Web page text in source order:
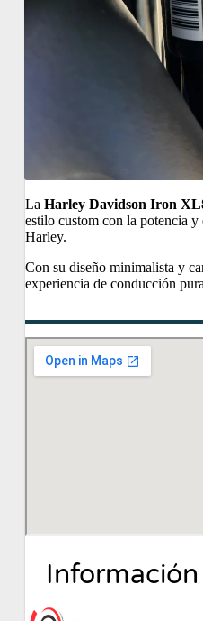
La Harley Davidson Iron
estilo custom con la potencia
Harley.
Con su diseño minimalista y
experiencia de conducción